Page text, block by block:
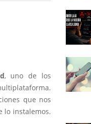
, uno de los
que nos
lo instalemos.